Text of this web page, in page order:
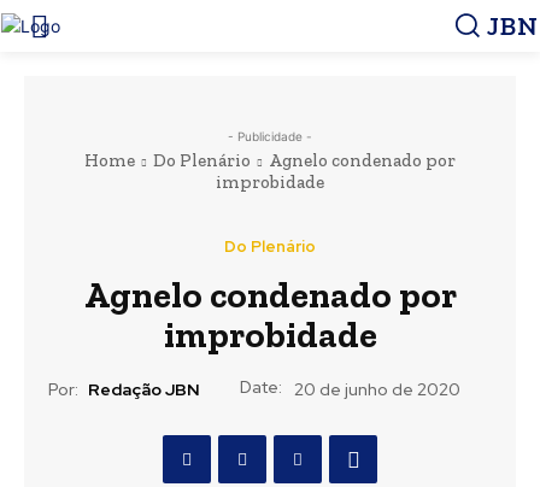
JBN
- Publicidade -
Home Do Plenário
Agnelo condenado por
improbidade
Do Plenário
Agnelo condenado por
improbidade
Por: Redação JBN Date: 20 de junho de 2020